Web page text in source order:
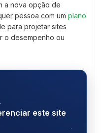
a nova opção de
pessoa com um plano
para projetar sites
o desempenho ou
este site